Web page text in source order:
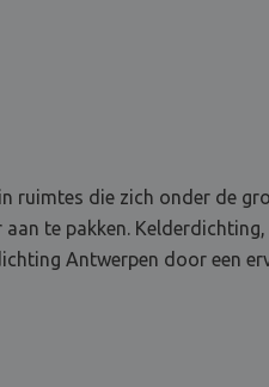
die zich onder de
te pakken.
Antwerpen door een